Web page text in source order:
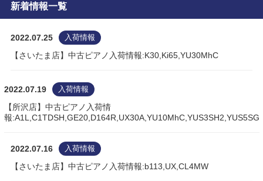
新着情報一覧
2022.07.25 入荷情報
【さいたま店】中古ピアノ入荷情報:K30,Ki65,YU30MhC
2022.07.19 入荷情報
【所沢店】中古ピアノ入荷情
報:A1L,C1TDSH,GE20,D164R,UX30A,YU10MhC,YUS3SH2,YUS5SG
2022.07.16 入荷情報
【さいたま店】中古ピアノ入荷情報:b113,UX,CL4MW